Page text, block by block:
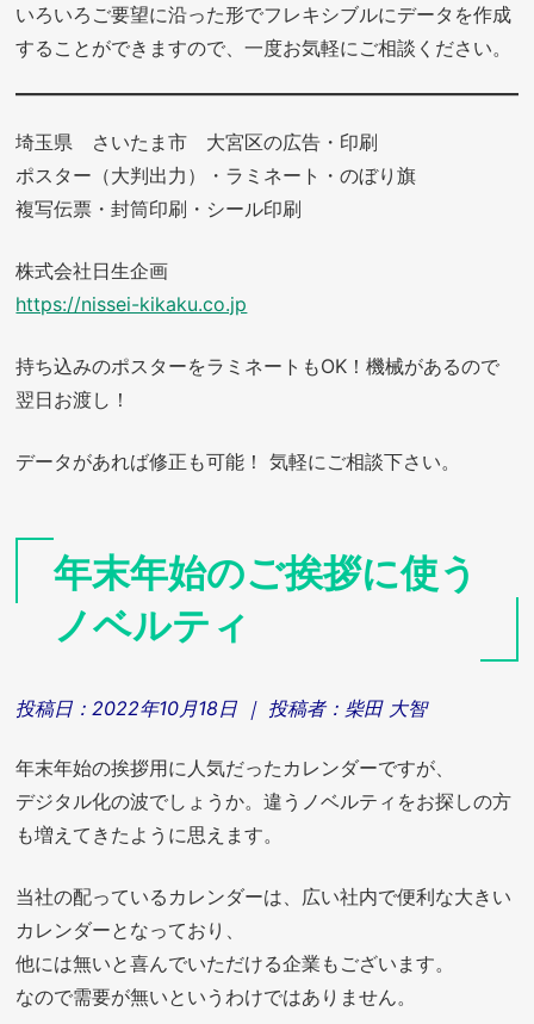
いろいろご要望に沿った形でフレキシブルにデータを作成
することができますので、一度お気軽にご相談ください。
埼玉県 さいたま市 大宮区の広告・印刷
ポスター（大判出力）・ラミネート・のぼり旗
複写伝票・封筒印刷・シール印刷
株式会社日生企画
https://nissei-kikaku.co.jp
持ち込みのポスターをラミネートもOK！機械があるので
翌日お渡し！
データがあれば修正も可能！ 気軽にご相談下さい。
年末年始のご挨拶に使う
ノベルティ
投稿日：2022年10月18日 ｜ 投稿者： 柴田 大智
年末年始の挨拶用に人気だったカレンダーですが、
デジタル化の波でしょうか。違うノベルティをお探しの方
も増えてきたように思えます。
当社の配っているカレンダーは、広い社内で便利な大きい
カレンダーとなっており、
他には無いと喜んでいただける企業もございます。
なので需要が無いというわけではありません。